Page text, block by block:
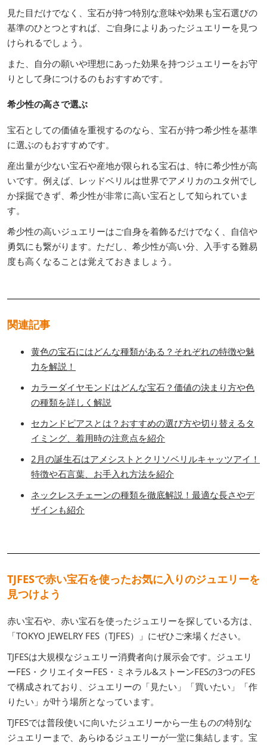
見た目だけでなく、宝石が持つ特別な意味や効果も宝石選びの
基準のひとつとすれば、ご自身によりあったジュエリーを見つ
けられるでしょう。
また、自分の願いや理想にあった効果を持つジュエリーをお守
りとして身につけるのもおすすめです。
希少性の高さで選ぶ
宝石としての価値を重視するのなら、宝石が持つ希少性を基準
に選ぶのもおすすめです。
産出量が少ない宝石や産地が限られる宝石は、特に希少性が高
いです。例えば、レッドベリルは世界でアメリカのユタ州でし
か採掘できず、希少性が非常に高い宝石として知られていま
す。
希少性の高いジュエリーはご自身を着飾るだけでなく、自信や
勇気にも繋がります。ただし、希少性が高い分、入手する難易
度も高くなることは覚えておきましょう。
関連記事
黄色の宝石にはどんな種類がある？それぞれの特徴や魅
力を解説！
カラーダイヤモンドはどんな宝石？価値の決まり方や色
の種類を詳しく解説
セカンドピアスとは？おすすめの選び方や切り替えるタ
イミング、着用時の注意点を紹介
2月の誕生石はアメシストとクリソベリルキャッツアイ！
特徴や石言葉、お手入れ方法を紹介
ネックレスチェーンの種類を徹底解説！最適な長さやデ
ザインも紹介
TJFESで赤い宝石を使ったお気に入りのジュエリーを
見つけよう
赤い宝石や、赤い宝石を使ったジュエリーを探している方は、
「TOKYO JEWELRY FES（TJFES）」にぜひご来場ください。
TJFESは大規模なジュエリー消費者向け展示会です。ジュエリ
ーFES・クリエイターFES・ミネラル&ストーンFESの3つのFES
で構成されており、ジュエリーの「見たい」「買いたい」「作
りたい」が叶う場所となっています。
TJFESでは普段使いに向いたジュエリーから一生ものの特別な
ジュエリーまで、あらゆるジュエリーが一堂に集結します。宝